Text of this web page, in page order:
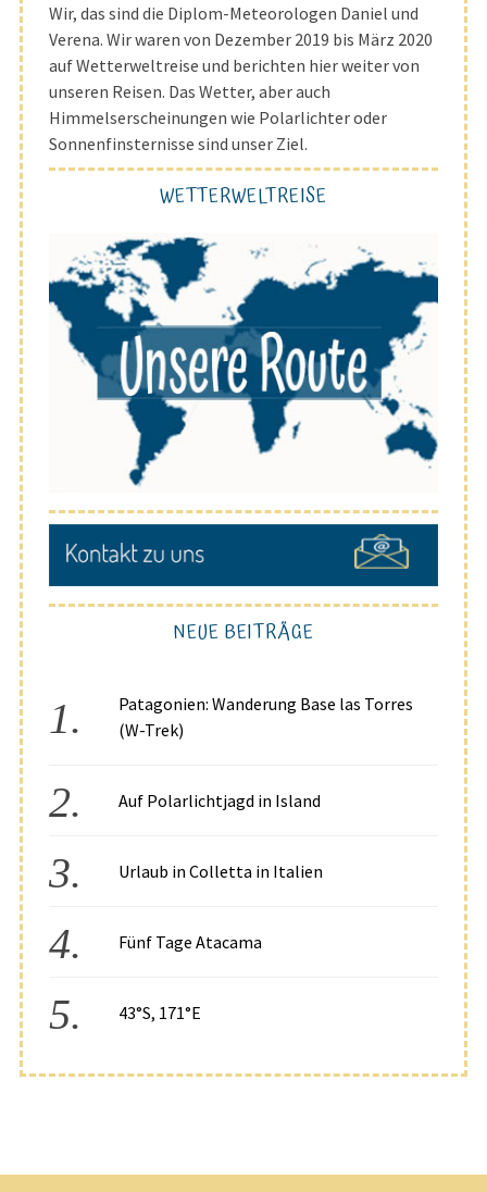
Wir, das sind die Diplom-Meteorologen Daniel und
Verena. Wir waren von Dezember 2019 bis März 2020
auf Wetterweltreise und berichten hier weiter von
unseren Reisen. Das Wetter, aber auch
Himmelserscheinungen wie Polarlichter oder
Sonnenfinsternisse sind unser Ziel.
WETTERWELTREISE
NEUE BEITRÄGE
Patagonien: Wanderung Base las Torres
(W-Trek)
Auf Polarlichtjagd in Island
Urlaub in Colletta in Italien
Fünf Tage Atacama
43°S, 171°E